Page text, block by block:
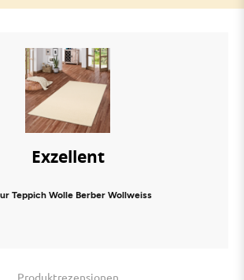
Exzellent
Teppich Wolle Berber Wollweiss